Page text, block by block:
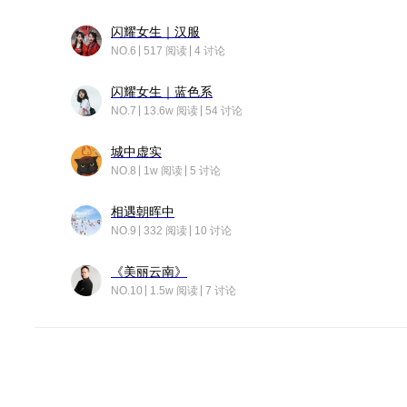
闪耀女生｜汉服
NO.6 517 阅读 4 讨论
闪耀女生｜蓝色系
NO.7 13.6w 阅读 54 讨论
城中虚实
NO.8 1w 阅读 5 讨论
相遇朝晖中
NO.9 332 阅读 10 讨论
《美丽云南》
NO.10 1.5w 阅读 7 讨论